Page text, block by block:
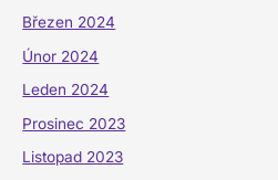
Březen 2024
Únor 2024
Leden 2024
Prosinec 2023
Listopad 2023